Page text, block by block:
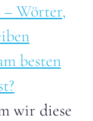
– Wörter,
besten
wir diese